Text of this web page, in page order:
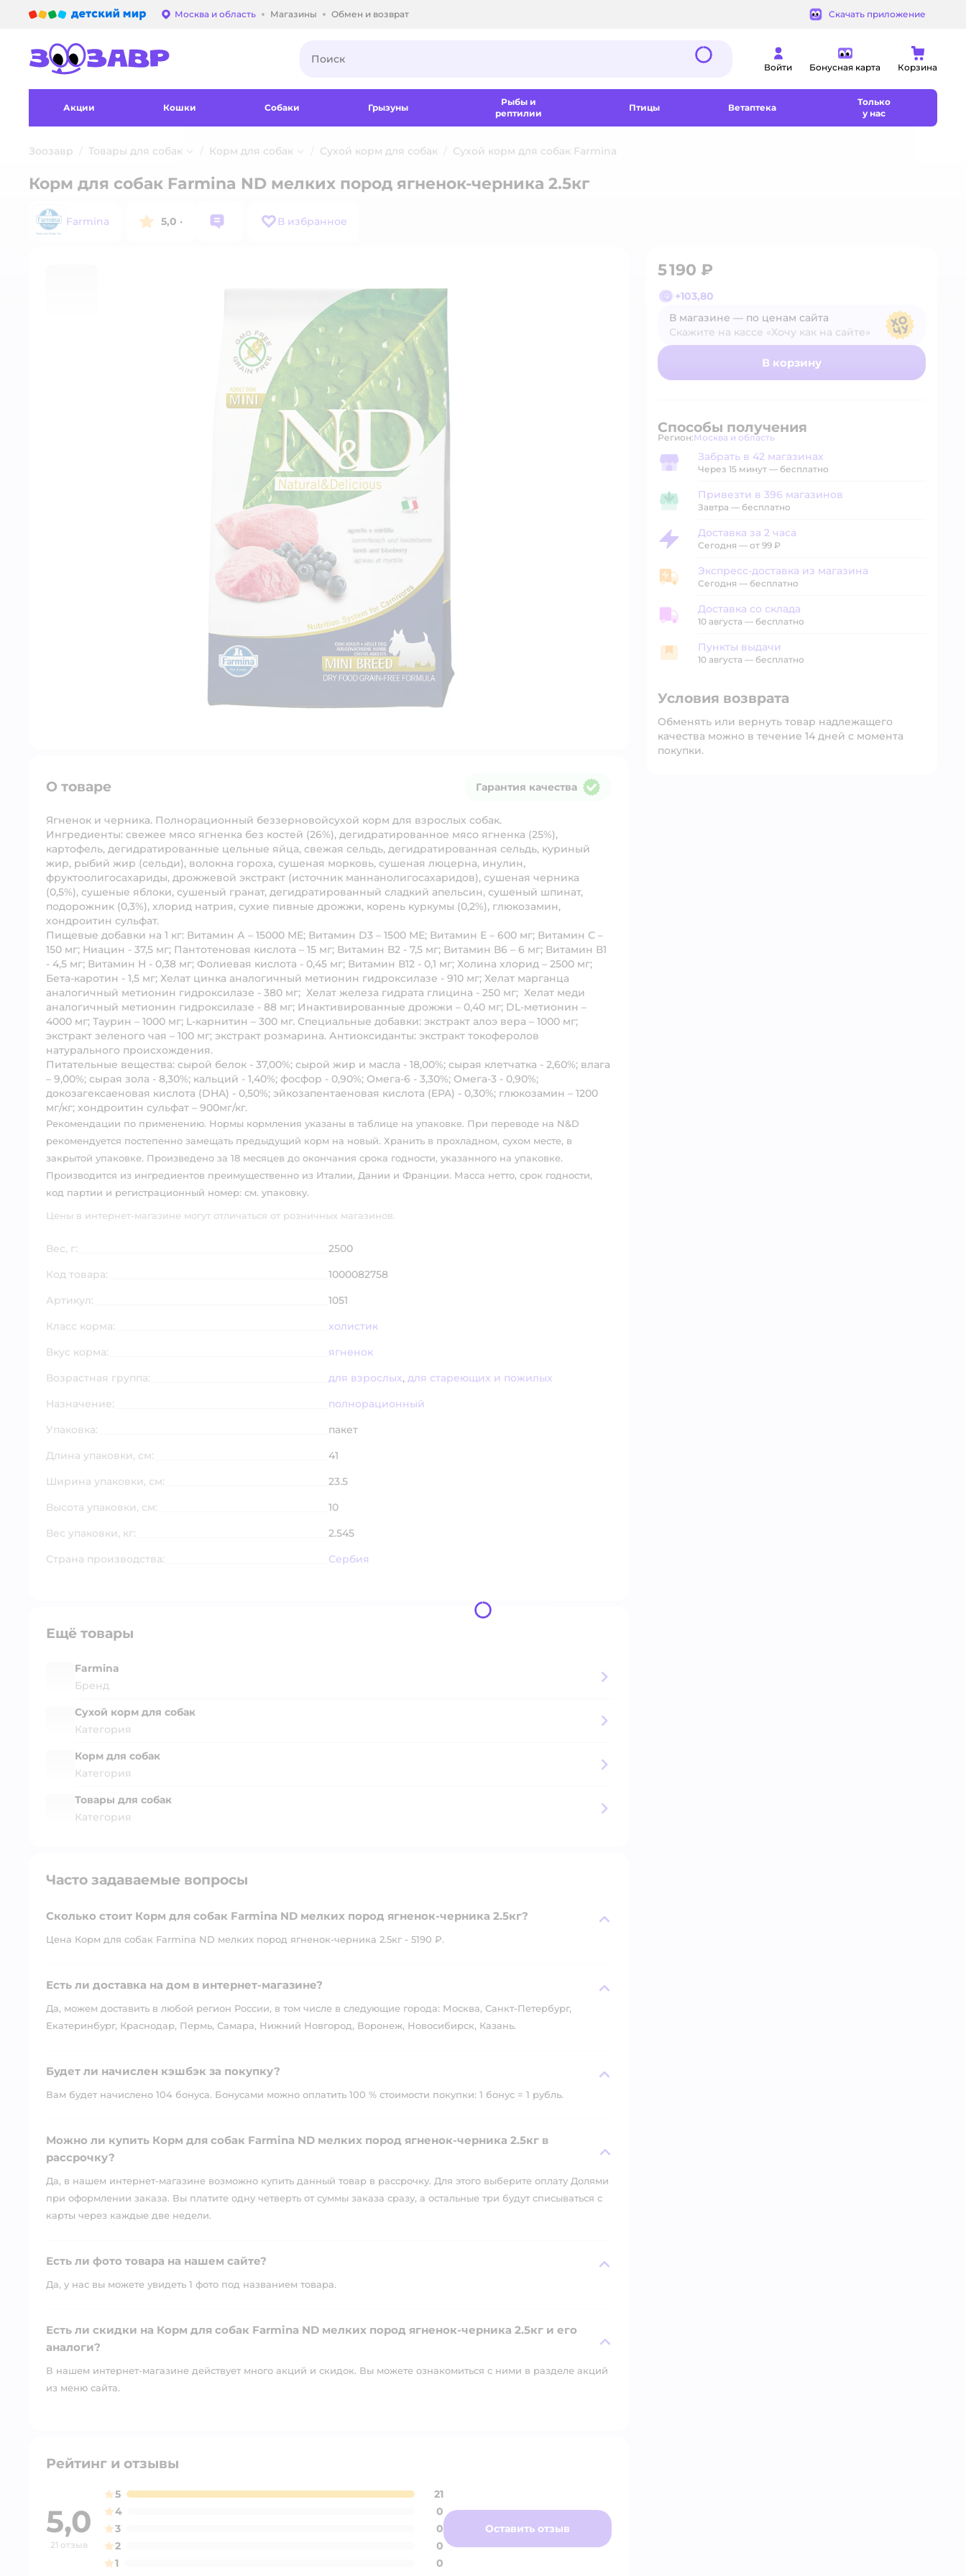
Выбор адреса доставки.
Москва и область Магазины Обмен и возврат Скачать приложение
Войти Бонусная карта Корзина
Акции Кошки Собаки Грызуны
Рыбы и
рептилии
Птицы Ветаптека
Только
у нас
Зоозавр Товары для собак Корм для собак Сухой корм для собак Сухой корм для собак Farmina
Корм для собак Farmina ND мелких пород ягненок-черника 2.5кг
Farmina 5,0 · В избранное
5 190 ₽
+103,80
В магазине — по ценам сайта
Скажите на кассе «Хочу как на сайте»
В магазине — по ценам сайта
В корзину
Способы получения
Регион: Выбор адреса доставки.
Москва и область
Забрать в магазине
Забрать в 42 магазинах
Через 15 минут — бесплатно
Привезти в магазин
Привезти в 396 магазинов
Завтра — бесплатно
Доставка за 2 часа
Доставка за 2 часа
Сегодня — от 99 ₽
Экспресс-доставка из магазина
Экспресс-доставка из магазина
Сегодня — бесплатно
Доставка со склада
Доставка со склада
10 августа — бесплатно
Пункты выдачи
Пункты выдачи
10 августа — бесплатно
Условия возврата
Обменять или вернуть товар надлежащего
качества можно в течение 14 дней с момента
покупки.
О товаре Гарантия качества
Ягненок и черника. Полнорационный беззерновойсухой корм для взрослых собак.
Ингредиенты: свежее мясо ягненка без костей (26%), дегидратированное мясо ягненка (25%),
картофель, дегидратированные цельные яйца, свежая сельдь, дегидратированная сельдь, куриный
жир, рыбий жир (сельди), волокна гороха, сушеная морковь, сушеная люцерна, инулин,
фруктоолигосахариды, дрожжевой экстракт (источник маннанолигосахаридов), сушеная черника
(0,5%), сушеные яблоки, сушеный гранат, дегидратированный сладкий апельсин, сушеный шпинат,
подорожник (0,3%), хлорид натрия, сухие пивные дрожжи, корень куркумы (0,2%), глюкозамин,
хондроитин сульфат.
Пищевые добавки на 1 кг: Витамин А – 15000 МЕ; Витамин D3 – 1500 МЕ; Витамин Е – 600 мг; Витамин С –
150 мг; Ниацин - 37,5 мг; Пантотеновая кислота – 15 мг; Витамин В2 - 7,5 мг; Витамин В6 – 6 мг; Витамин В1
- 4,5 мг; Витамин Н - 0,38 мг; Фолиевая кислота - 0,45 мг; Витамин В12 - 0,1 мг; Холина хлорид – 2500 мг;
Бета-каротин - 1,5 мг; Хелат цинка аналогичный метионин гидроксилазе - 910 мг; Хелат марганца
аналогичный метионин гидроксилазе - 380 мг; Хелат железа гидрата глицина - 250 мг; Хелат меди
аналогичный метионин гидроксилазе - 88 мг; Инактивированные дрожжи – 0,40 мг; DL-метионин –
4000 мг; Таурин – 1000 мг; L-карнитин – 300 мг. Специальные добавки: экстракт алоэ вера – 1000 мг;
экстракт зеленого чая – 100 мг; экстракт розмарина. Антиоксиданты: экстракт токоферолов
натурального происхождения.
Питательные вещества: сырой белок - 37,00%; сырой жир и масла - 18,00%; сырая клетчатка - 2,60%; влага
– 9,00%; сырая зола - 8,30%; кальций - 1,40%; фосфор - 0,90%; Омега-6 - 3,30%; Омега-3 - 0,90%;
докозагексаеновая кислота (DHA) - 0,50%; эйкозапентаеновая кислота (EPA) - 0,30%; глюкозамин – 1200
мг/кг; хондроитин сульфат – 900мг/кг.
Рекомендации по применению. Нормы кормления указаны в таблице на упаковке. При переводе на N&D
рекомендуется постепенно замещать предыдущий корм на новый. Хранить в прохладном, сухом месте, в
закрытой упаковке. Произведено за 18 месяцев до окончания срока годности, указанного на упаковке.
Производится из ингредиентов преимущественно из Италии, Дании и Франции. Масса нетто, срок годности,
код партии и регистрационный номер: см. упаковку.
Цены в интернет-магазине могут отличаться от розничных магазинов.
Вес, г:
2500
Код товара:
1000082758
Артикул:
1051
Класс корма:
холистик
Вкус корма:
ягненок
Возрастная группа:
для взрослых, для стареющих и пожилых
Назначение:
полнорационный
Упаковка:
пакет
Длина упаковки, см:
41
Ширина упаковки, см:
23.5
Высота упаковки, см:
10
Вес упаковки, кг:
2.545
Страна производства:
Сербия
Ещё товары
Farmina
Бренд
Сухой корм для собак
Категория
Корм для собак
Категория
Товары для собак
Категория
Часто задаваемые вопросы
Сколько стоит Корм для собак Farmina ND мелких пород ягненок-черника 2.5кг?
Цена Корм для собак Farmina ND мелких пород ягненок-черника 2.5кг - 5190 ₽.
Есть ли доставка на дом в интернет-магазине?
Да, можем доставить в любой регион России, в том числе в следующие города: Москва, Санкт-Петербург,
Екатеринбург, Краснодар, Пермь, Самара, Нижний Новгород, Воронеж, Новосибирск, Казань.
Будет ли начислен кэшбэк за покупку?
Вам будет начислено 104 бонуса. Бонусами можно оплатить 100 % стоимости покупки: 1 бонус = 1 рубль.
Можно ли купить Корм для собак Farmina ND мелких пород ягненок-черника 2.5кг в
рассрочку?
Да, в нашем интернет-магазине возможно купить данный товар в рассрочку. Для этого выберите оплату Долями
при оформлении заказа. Вы платите одну четверть от суммы заказа сразу, а остальные три будут списываться с
карты через каждые две недели.
Есть ли фото товара на нашем сайте?
Да, у нас вы можете увидеть 1 фото под названием товара.
Есть ли скидки на Корм для собак Farmina ND мелких пород ягненок-черника 2.5кг и его
аналоги?
В нашем интернет-магазине действует много акций и скидок. Вы можете ознакомиться с ними в разделе акций
из меню сайта.
Рейтинг и отзывы
5,0
21 отзыв
5
21
4
0
3
0
2
0
1
0
Оставить отзыв